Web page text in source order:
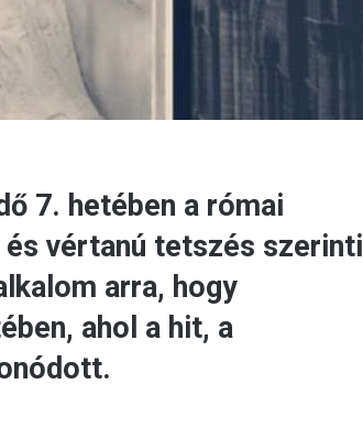
7. hetében a római
és vértanú tetszés szerinti
arra, hogy
ahol a hit, a